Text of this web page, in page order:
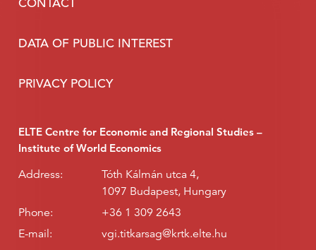
DATA OF PUBLIC INTEREST
PRIVACY POLICY
ELTE Centre for Economic and Regional Studies –
Institute of World Economics
Address:
Tóth Kálmán utca 4,
1097 Budapest, Hungary
Phone:
+36 1 309 2643
E-mail:
vgi.titkarsag@krtk.elte.hu